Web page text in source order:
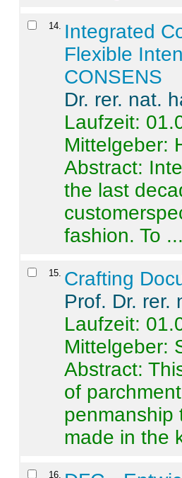
14
Integrated
Flexible
CONSENS
Dr. rer. nat.
Laufzeit:
Mittelgeber:
Abstract:
the last
fashion. To ...
15 Crafting
Prof. Dr. rer.
Laufzeit:
Mittelgeber:
Abstract:
of
penmanship
made in the
16